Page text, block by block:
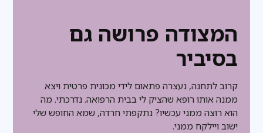
המצודה פרושה גם
בסיביר
קרוב לתחנה, נעצרה פתאום לידי מכונית פרטית ויצא
ממנה אותו רופא שהציק לי בבית הרפואה. נדרכתי. מה
הוא רוצה ממני עכשיו? נתקפתי חרדה, שמא החופש שלי
ישוב ויילקח ממני.